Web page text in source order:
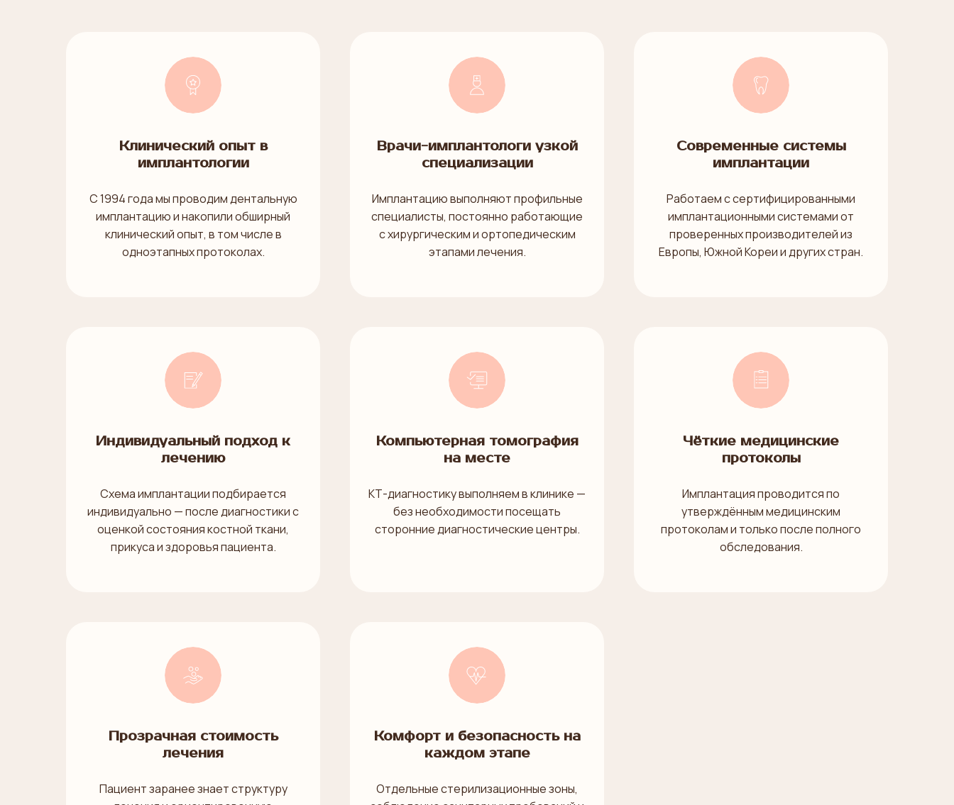
Клинический опыт в
имплантологии
С 1994 года мы проводим дентальную
имплантацию и накопили обширный
клинический опыт, в том числе в
одноэтапных протоколах.
Врачи-имплантологи узкой
специализации
Имплантацию выполняют профильные
специалисты, постоянно работающие
с хирургическим и ортопедическим
этапами лечения.
Современные системы
имплантации
Работаем с сертифицированными
имплантационными системами от
проверенных производителей из
Европы, Южной Кореи и других стран.
Индивидуальный подход к
лечению
Схема имплантации подбирается
индивидуально — после диагностики с
оценкой состояния костной ткани,
прикуса и здоровья пациента.
Компьютерная томография
на месте
КТ-диагностику выполняем в клинике —
без необходимости посещать
сторонние диагностические центры.
Чёткие медицинские
протоколы
Имплантация проводится по
утверждённым медицинским
протоколам и только после полного
обследования.
Прозрачная стоимость
лечения
Пациент заранее знает структуру
Комфорт и безопасность на
каждом этапе
Отдельные стерилизационные зоны,